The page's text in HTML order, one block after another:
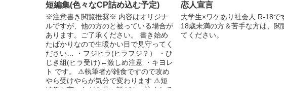
すま とき):27歳、国際エクソシスト聯盟日本支部所属。階級は守門(下級
とても真面目な性格。 国際エクソシスト聯盟:エクソシストの教育・要請
に所属。
短編集(色々なCP詰め込む予定)
※注意書き閲覧推奨※ 内容はオリジナ
ルですが、他の方のと被っている場合が
あります。ご了承ください。 書き始め
たばかりなので生暖かい目で見守ってく
ださい… ・フジヒラ(ヒラフジ？） ・ひ
じき組(ヒラ受け)←激しめ注意 ・キヨレ
ト です。 ⚠執筆者が雑食ですので攻め
やら受けやらが気分で変わります ⚠短
編集と言いながら長い話がぶっ込まれる
恋人宣言
大学生×ワケあり社会人 R-18で
18歳未満の方＆苦手な方は、閲
てください。